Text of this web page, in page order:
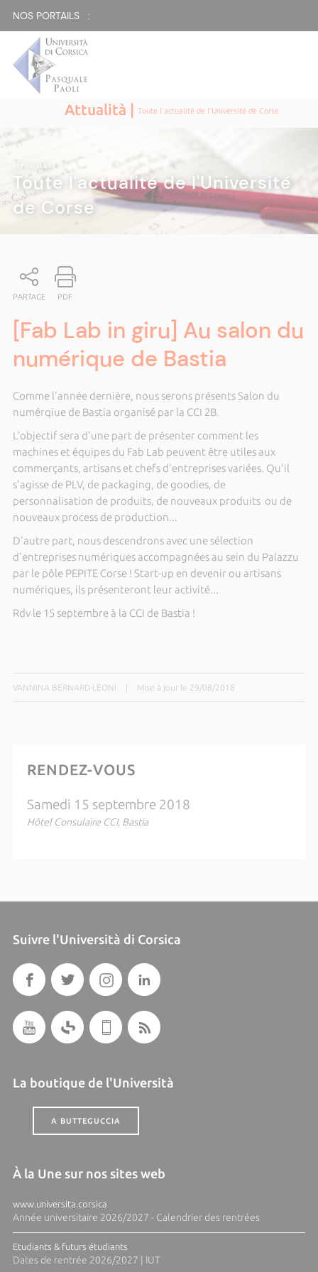
NOS PORTAILS :
Attualità |Toute l'actualité de l'Université de Corse
ATTUALITÀ|
Toute l'actualité de l'Université
de Corse
PARTAGE PDF
[Fab Lab in giru] Au salon du
numérique de Bastia
Comme l'année dernière, nous serons présents Salon du
numérqiue de Bastia organisé par la CCI 2B.
L'objectif sera d'une part de présenter comment les
machines et équipes du Fab Lab peuvent être utiles aux
commerçants, artisans et chefs d'entreprises variées. Qu'il
s'agisse de PLV, de packaging, de goodies, de
personnalisation de produits, de nouveaux produits ou de
nouveaux process de production...
D'autre part, nous descendrons avec une sélection
d'entreprises numériques accompagnées au sein du Palazzu
par le pôle PEPITE Corse ! Start-up en devenir ou artisans
numériques, ils présenteront leur activité...
Rdv le 15 septembre à la CCI de Bastia !
VANNINA BERNARD-LEONI Mise à jour le 29/08/2018
RENDEZ-VOUS
Samedi 15 septembre 2018
Hôtel Consulaire CCI, Bastia
Suivre l'Università di Corsica
La boutique de l'Università
A BUTTEGUCCIA
À la Une sur nos sites web
www.universita.corsica
Année universitaire 2026/2027 - Calendrier des rentrées
Etudiants & futurs étudiants
Dates de rentrée 2026/2027 | IUT